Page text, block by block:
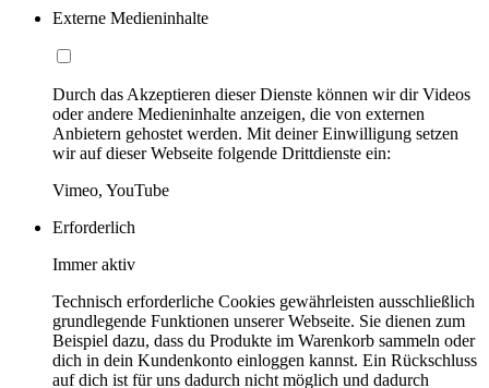
Externe Medieninhalte
Durch das Akzeptieren dieser Dienste können wir dir Videos
oder andere Medieninhalte anzeigen, die von externen
Anbietern gehostet werden. Mit deiner Einwilligung setzen
wir auf dieser Webseite folgende Drittdienste ein:
Vimeo, YouTube
Erforderlich
Immer aktiv
Technisch erforderliche Cookies gewährleisten ausschließlich
grundlegende Funktionen unserer Webseite. Sie dienen zum
Beispiel dazu, dass du Produkte im Warenkorb sammeln oder
dich in dein Kundenkonto einloggen kannst. Ein Rückschluss
auf dich ist für uns dadurch nicht möglich und dadurch